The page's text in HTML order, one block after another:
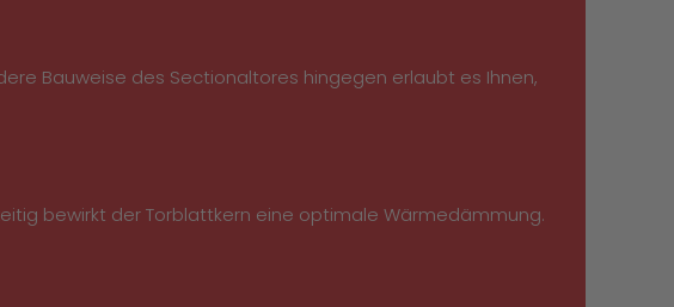
Bauweise des Sectionaltores hingegen erlaubt es Ihnen,
bewirkt der Torblattkern eine optimale Wärmedämmung.